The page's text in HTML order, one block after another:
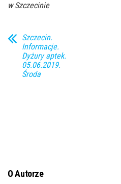
w Szczecinie
Szczecin.
Informacje.
Dyżury aptek.
05.06.2019.
Środa
O Autorze